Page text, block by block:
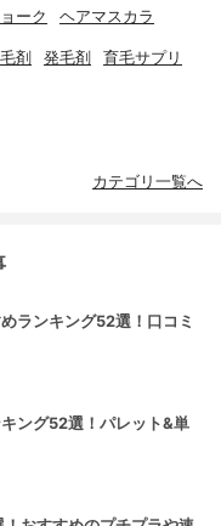
ーク ヘアマスカラ
剤 発毛剤 育毛サプリ
カテゴリ一覧へ
ランキング52選！口コミ
ング52選！パレット&単